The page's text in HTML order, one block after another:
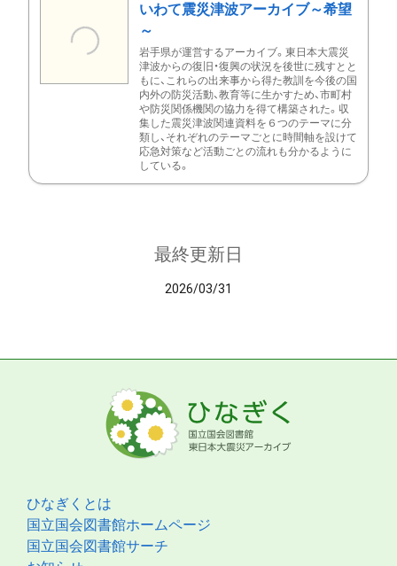
いわて震災津波アーカイブ～希望
～
岩手県が運営するアーカイブ。東日本大震災
津波からの復旧・復興の状況を後世に残すとと
もに、これらの出来事から得た教訓を今後の国
内外の防災活動、教育等に生かすため、市町村
や防災関係機関の協力を得て構築された。収
集した震災津波関連資料を６つのテーマに分
類し、それぞれのテーマごとに時間軸を設けて
応急対策など活動ごとの流れも分かるように
している。
最終更新日
2026/03/31
ひなぎくとは
国立国会図書館ホームページ
国立国会図書館サーチ